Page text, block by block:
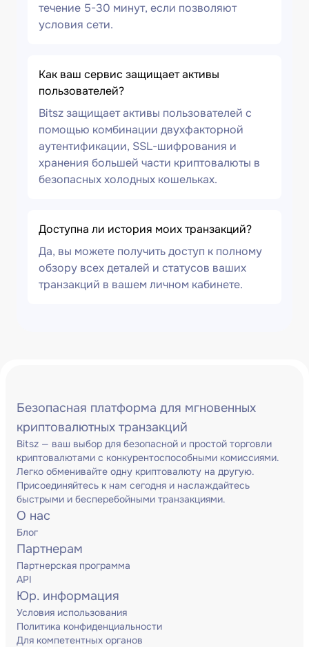
течение 5-30 минут, если позволяют
условия сети.
Как ваш сервис защищает активы
пользователей?
Bitsz защищает активы пользователей с
помощью комбинации двухфакторной
аутентификации, SSL-шифрования и
хранения большей части криптовалюты в
безопасных холодных кошельках.
Доступна ли история моих транзакций?
Да, вы можете получить доступ к полному
обзору всех деталей и статусов ваших
транзакций в вашем личном кабинете.
Безопасная платформа для мгновенных
криптовалютных транзакций
Bitsz — ваш выбор для безопасной и простой торговли
криптовалютами с конкурентоспособными комиссиями.
Легко обменивайте одну криптовалюту на другую.
Присоединяйтесь к нам сегодня и наслаждайтесь
быстрыми и бесперебойными транзакциями.
О нас
Блог
Партнерам
Партнерская программа
API
Юр. информация
Условия использования
Политика конфиденциальности
Для компетентных органов